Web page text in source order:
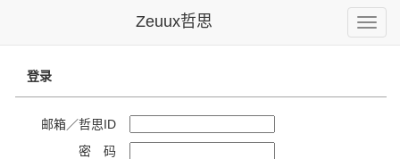
Toggle
Zeuux哲思
登录
邮箱／哲思ID
密 码